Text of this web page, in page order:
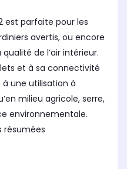
est parfaite pour les
avertis, ou encore
de l’air intérieur.
et à sa connectivité
à une utilisation à
milieu agricole, serre,
environnementale.
résumées